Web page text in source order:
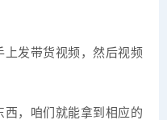
发带货视频，然后视频
西，咱们就能拿到相应的